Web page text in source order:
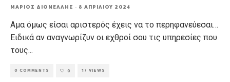
ΜΆΡΙΟΣ ΔΙΟΝΈΛΛΗΣ · 8 ΑΠΡΙΛΊΟΥ 2024
Αμα όμως είσαι αριστερός έχεις να το περηφανεύεσαι…
Ειδικά αν αναγνωρίζυν οι εχθροί σου τις υπηρεσίες που
τους...
0 COMMENTS 0 17 VIEWS